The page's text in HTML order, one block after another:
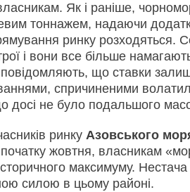
Як і раніше,
тоннажем, надаючи
ринку розходяться.
і вони все більше
що ставки
спричиненими
досі не було подальшого
ринку Азовського
жовтня, власникам
максимуму.
силою в цьому районі.